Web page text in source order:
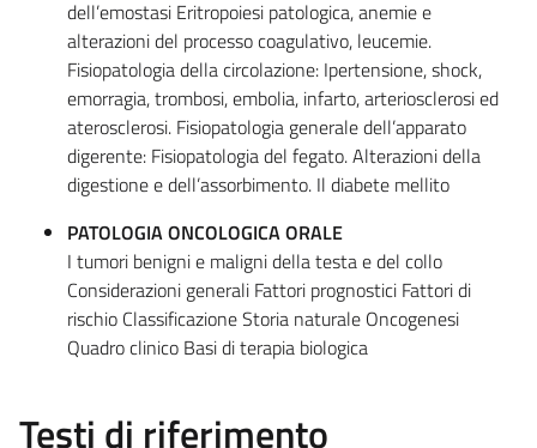
dell’emostasi Eritropoiesi patologica, anemie e
alterazioni del processo coagulativo, leucemie.
Fisiopatologia della circolazione: Ipertensione, shock,
emorragia, trombosi, embolia, infarto, arteriosclerosi ed
aterosclerosi. Fisiopatologia generale dell’apparato
digerente: Fisiopatologia del fegato. Alterazioni della
digestione e dell’assorbimento. Il diabete mellito
PATOLOGIA ONCOLOGICA ORALE
I tumori benigni e maligni della testa e del collo
Considerazioni generali Fattori prognostici Fattori di
rischio Classificazione Storia naturale Oncogenesi
Quadro clinico Basi di terapia biologica
Testi di riferimento